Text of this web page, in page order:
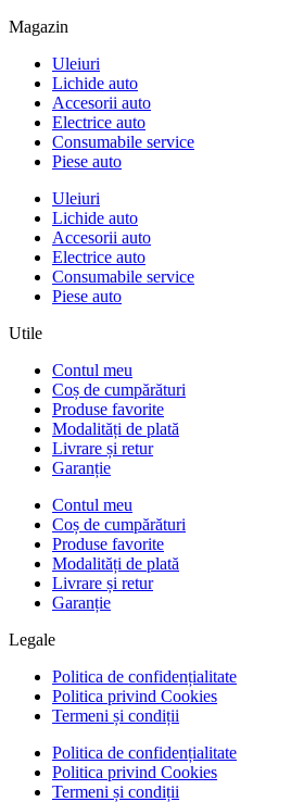
Magazin
Uleiuri
Lichide auto
Accesorii auto
Electrice auto
Consumabile service
Piese auto
Uleiuri
Lichide auto
Accesorii auto
Electrice auto
Consumabile service
Piese auto
Utile
Contul meu
Coș de cumpărături
Produse favorite
Modalități de plată
Livrare și retur
Garanție
Contul meu
Coș de cumpărături
Produse favorite
Modalități de plată
Livrare și retur
Garanție
Legale
Politica de confidențialitate
Politica privind Cookies
Termeni și condiții
Politica de confidențialitate
Politica privind Cookies
Termeni și condiții